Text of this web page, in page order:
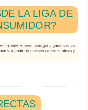
LA LIGA DE